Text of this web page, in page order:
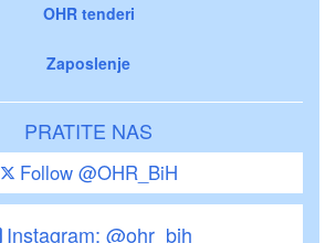
OHR tenderi
Zaposlenje
PRATITE NAS
Follow @OHR_BiH
Instagram: @ohr_bih